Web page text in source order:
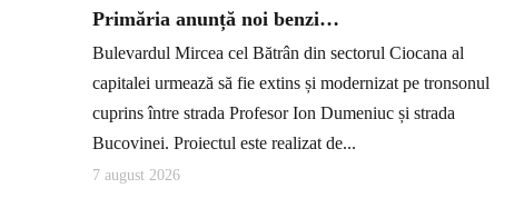
Primăria anunță noi benzi…
Bulevardul Mircea cel Bătrân din sectorul Ciocana al
capitalei urmează să fie extins și modernizat pe tronsonul
cuprins între strada Profesor Ion Dumeniuc și strada
Bucovinei. Proiectul este realizat de...
7 august 2026